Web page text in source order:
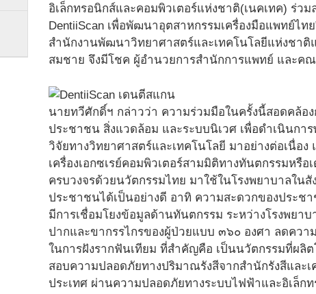
อิเล็กทรอนิกส์และคอมพิวเตอร์แห่งชาติ(เนคเทค) ร่ว
DentiiScan เพื่อพัฒนาอุตสาหกรรมเครื่องมือแพทย์ไ
สำนักงานพัฒนาวิทยาศาสตร์และเทคโนโลยีแห่งชา
สมชาย จึงมีโชค ผู้อำนวยการสำนักการแพทย์ และคณ
นายทวีศักดิ์ฯ กล่าวว่า ความร่วมมือในครั้งนี้สอดคล้
ประชาชน สิ่งแวดล้อม และระบบนิเวศ เพื่อดำเนินก
วิจัยทางวิทยาศาสตร์และเทคโนโลยี มาอย่างต่อเนื่อ
เครื่องเอกซเรย์คอมพิวเตอร์สามมิติทางทันตกรรมห
ครบวงจรด้วยนวัตกรรมไทย มาใช้ในโรงพยาบาลใน
ประชาชนได้เป็นอย่างดี อาทิ ความสะดวกของประช
มีการเชื่อมโยงข้อมูลด้านทันตกรรม ระหว่างโรงพยา
ปากและขากรรไกรของผู้ป่วยแบบ ๓๖๐ องศา ลดคว
ในการฝังรากฟันเทียม ที่สำคัญคือ เป็นนวัตกรรมที่ผลิ
สอบความปลอดภัยทางปริมาณรังสีจากสำนักรังสีและ
ประเทศ ผ่านความปลอดภัยทางระบบไฟฟ้าและอิเล็ก